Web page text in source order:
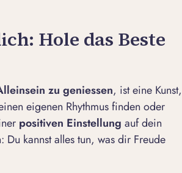
Hole das Beste
zu geniessen, ist eine Kunst,
eigenen Rhythmus finden oder
positiven Einstellung auf dein
kannst alles tun, was dir Freude